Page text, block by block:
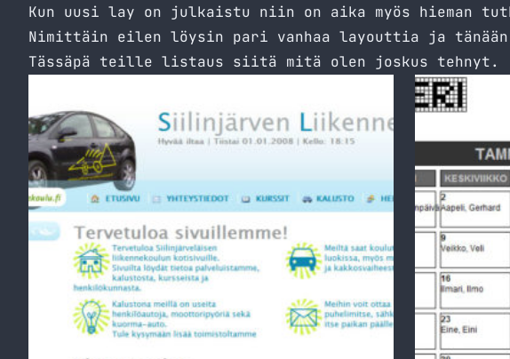
Kun uusi lay on julkaistu niin on aika myös hieman
Nimittäin eilen löysin pari vanhaa layouttia ja
Tässäpä teille listaus siitä mitä olen joskus tehnyt.